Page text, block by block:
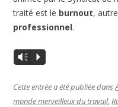
traité est le burnout,
professionnel.
Vm P
Cette entrée a été publiée dans
monde merveilleux du travail,